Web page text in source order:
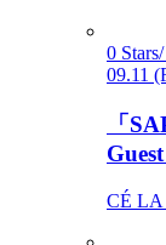
0
09.11
「
CÉ